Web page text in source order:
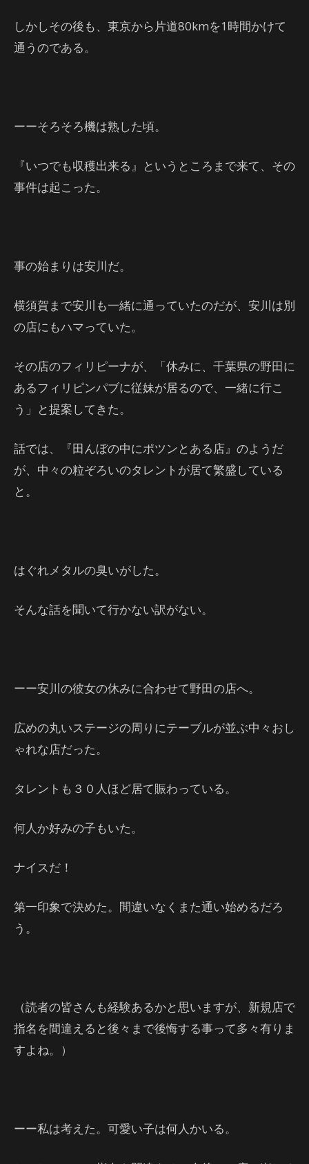
しかしその後も、東京から片道80kmを1時間かけて
通うのである。
ーーそろそろ機は熟した頃。
『いつでも収穫出来る』というところまで来て、その
事件は起こった。
事の始まりは安川だ。
横須賀まで安川も一緒に通っていたのだが、安川は別
の店にもハマっていた。
その店のフィリピーナが、「休みに、千葉県の野田に
あるフィリピンパブに従妹が居るので、一緒に行こ
う」と提案してきた。
話では、『田んぼの中にポツンとある店』のようだ
が、中々の粒ぞろいのタレントが居て繁盛している
と。
はぐれメタルの臭いがした。
そんな話を聞いて行かない訳がない。
ーー安川の彼女の休みに合わせて野田の店へ。
広めの丸いステージの周りにテーブルが並ぶ中々おし
ゃれな店だった。
タレントも３０人ほど居て賑わっている。
何人か好みの子もいた。
ナイスだ！
第一印象で決めた。間違いなくまた通い始めるだろ
う。
（読者の皆さんも経験あるかと思いますが、新規店で
指名を間違えると後々まで後悔する事って多々有りま
すよね。）
ーー私は考えた。可愛い子は何人かいる。